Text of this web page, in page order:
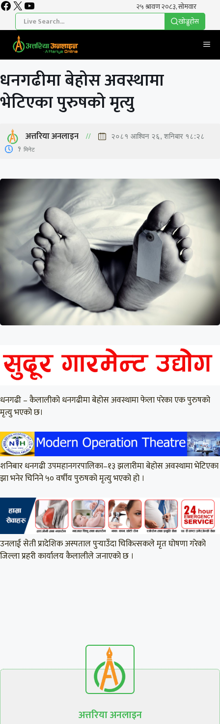
Skip
content
Facebook
X YouTube
खाेज्नुहाेस
धनगढीमा बेहोस अवस्थामा
भेटिएका पुरुषको मृत्यु
अत्तरिया अनलाइन २०८१ आश्विन २६, शनिबार १८:२८
1 मिनेट
धनगढी – कैलालीको धनगढीमा बेहोस अवस्थामा फेला परेका एक पुरुषको
मृत्यु भएको छ।
शनिबार धनगढी उपमहानगरपालिका–१३ झलारीमा बेहोस अवस्थामा भेटिएका
झा भनेर चिनिने ५० वर्षीय पुरुषको मृत्यु भएको हो ।
उनलाई सेती प्रादेशिक अस्पताल पुर्‍याउँदा चिकित्सकले मृत घोषणा गरेको
जिल्ला प्रहरी कार्यालय कैलालीले जनाएको छ ।
अत्तरिया अनलाइन